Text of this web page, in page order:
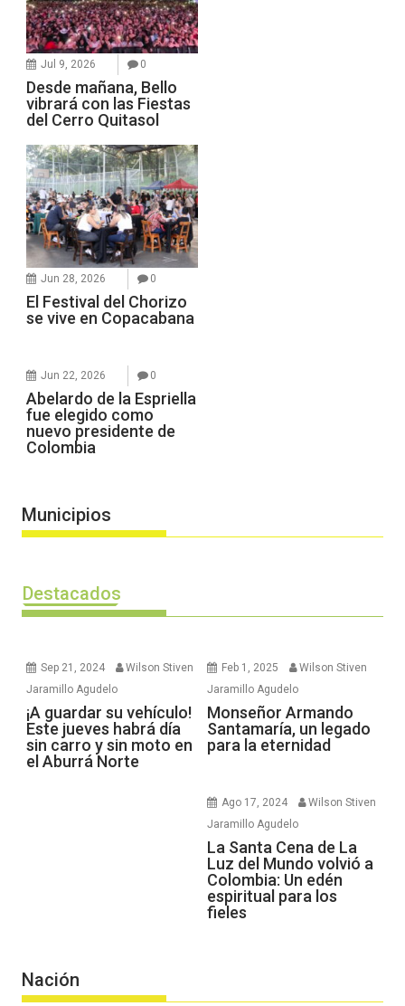
Jul 9, 2026 0
Desde mañana, Bello
vibrará con las Fiestas
del Cerro Quitasol
Jun 28, 2026 0
El Festival del Chorizo
se vive en Copacabana
Jun 22, 2026 0
Abelardo de la Espriella
fue elegido como
nuevo presidente de
Colombia
Municipios
Destacados
Sep 21, 2024
Wilson Stiven
Jaramillo Agudelo
¡A guardar su vehículo!
Este jueves habrá día
sin carro y sin moto en
el Aburrá Norte
Feb 1, 2025
Wilson Stiven
Jaramillo Agudelo
Monseñor Armando
Santamaría, un legado
para la eternidad
Ago 17, 2024
Wilson Stiven
Jaramillo Agudelo
La Santa Cena de La
Luz del Mundo volvió a
Colombia: Un edén
espiritual para los
fieles
Nación